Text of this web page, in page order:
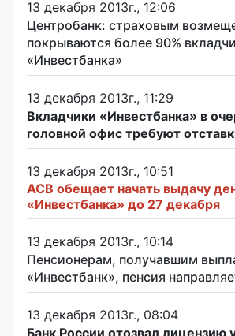
13 декабря 2013г., 12:06
Центробанк: страховым
покрываются более 90%
«Инвестбанка»
13 декабря 2013г., 11:29
Вкладчики «Инвестбанка» в
головной офис требуют
13 декабря 2013г., 10:51
АСВ обещает начать выдачу
«Инвестбанка» до 27 декабря
13 декабря 2013г., 10:14
Пенсионерам, получавшим
«Инвестбанк», пенсия
13 декабря 2013г., 08:04